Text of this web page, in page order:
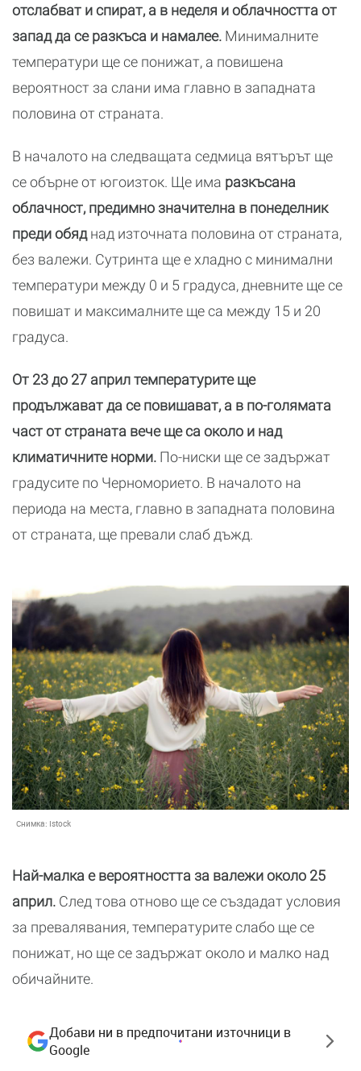
отслабват и спират, а в неделя и облачността от
запад да се разкъса и намалее. Минималните
температури ще се понижат, а повишена
вероятност за слани има главно в западната
половина от страната.
В началото на следващата седмица вятърът ще
се обърне от югоизток. Ще има разкъсана
облачност, предимно значителна в понеделник
преди обяднад източната половина от страната,
без валежи. Сутринта ще е хладно с минимални
температури между 0 и 5 градуса, дневните ще се
повишат и максималните ще са между 15 и 20
градуса.
От 23 до 27 април температурите ще
продължават да се повишават, а в по-голямата
част от страната вече ще са около и над
климатичните норми. По-ниски ще се задържат
градусите по Черноморието. В началото на
периода на места, главно в западната половина
от страната, ще превали слаб дъжд.
Снимка: Istock
Най-малка е вероятността за валежи около 25
април. След това отново ще се създадат условия
за превалявания, температурите слабо ще се
понижат, но ще се задържат около и малко над
обичайните.
Добави ни в предпочитани източници в
Google